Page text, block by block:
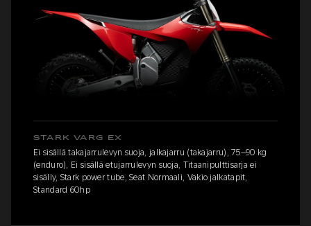
STARK VARG EX
Ei sisällä takajarrulevyn suoja, jalkajarru (takajarru), 75–90 kg
(enduro), Ei sisällä etujarrulevyn suoja, Titaanipulttisarja ei
sisälly, Stark power tube, Seat Normaali, Vakio jalkatapit,
Standard 60hp